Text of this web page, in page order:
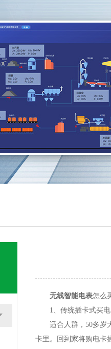
无线智能电表怎么
1、传统插卡式买电
适合人群，50多岁大
卡里。回到家将购电卡